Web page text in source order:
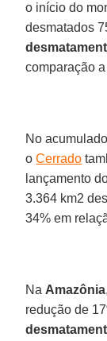
o início do
desmatados
comparação
No
oCerrado
lançamento
3.364 km2
34% em
Na Amazônia
redução de